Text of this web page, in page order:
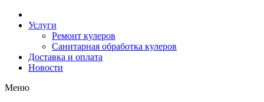
Услуги
Ремонт кулеров
Санитарная обработка кулеров
Доставка и оплата
Новости
Меню